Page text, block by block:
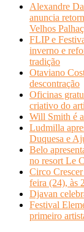
Alexandre
anuncia
Velhos
FLIP e
inverno e
tradição
Otaviano
descontração
Oficinas
criativo do
Will Smith é
Ludmilla
Duquesa e
Belo
no resort Le
Circo
feira (24), às
Djavan
Festival
primeiro